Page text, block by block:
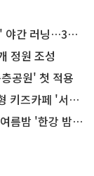
닝…300명 모집
정원 조성
공원' 첫 적용
울가족플라자점'
강 밤마실 줍깅'